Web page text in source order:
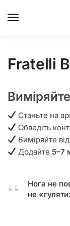
Fratelli
Станьте на
Обведіть
Виміряйте
Додайте5–7
Нога не
не